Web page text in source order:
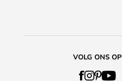
VOLG ONS OP